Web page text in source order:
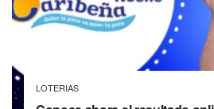
LOTERIAS